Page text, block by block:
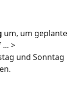
um, um geplante
>
und Sonntag